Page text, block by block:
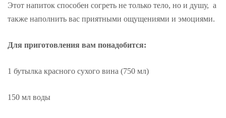
Этот напиток способен согреть не только тело, но и душу, а
также наполнить вас приятными ощущениями и эмоциями.
Для приготовления вам понадобится:
1 бутылка красного сухого вина (750 мл)
150 мл воды